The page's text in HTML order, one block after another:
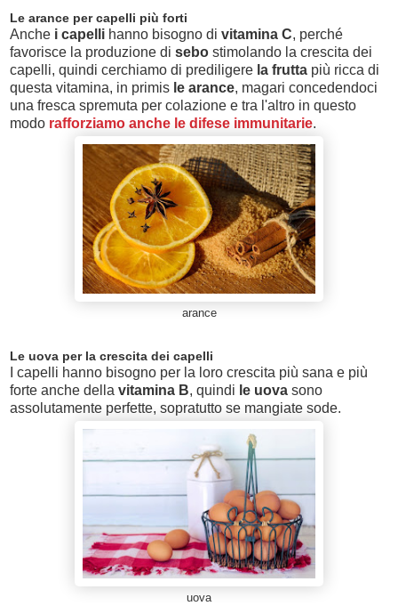
Le arance per capelli più forti
Anche i capelli hanno bisogno di vitamina C, perché
favorisce la produzione di sebo stimolando la crescita dei
capelli, quindi cerchiamo di prediligere la frutta più ricca di
questa vitamina, in primis le arance, magari concedendoci
una fresca spremuta per colazione e tra l'altro in questo
modo rafforziamo anche le difese immunitarie.
arance
Le uova per la crescita dei capelli
I capelli hanno bisogno per la loro crescita più sana e più
forte anche della vitamina B, quindi le uova sono
assolutamente perfette, sopratutto se mangiate sode.
uova